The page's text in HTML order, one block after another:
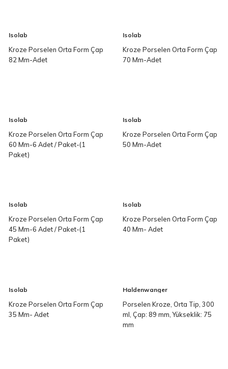
Isolab
Kroze Porselen Orta Form Çap
82 Mm-Adet
Isolab
Kroze Porselen Orta Form Çap
70 Mm-Adet
Isolab
Kroze Porselen Orta Form Çap
60 Mm-6 Adet / Paket-(1
Paket)
Isolab
Kroze Porselen Orta Form Çap
50 Mm-Adet
Isolab
Kroze Porselen Orta Form Çap
45 Mm-6 Adet / Paket-(1
Paket)
Isolab
Kroze Porselen Orta Form Çap
40 Mm- Adet
Isolab
Kroze Porselen Orta Form Çap
35 Mm- Adet
Haldenwanger
Porselen Kroze, Orta Tip, 300
ml, Çap: 89 mm, Yükseklik: 75
mm